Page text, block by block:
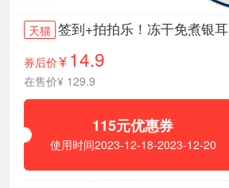
天猫 签到+拍拍乐！冻干免煮银
券后价¥ 14.9
在售价¥ 129.9
115元优惠券
使用时间2023-12-18-2023-12-20